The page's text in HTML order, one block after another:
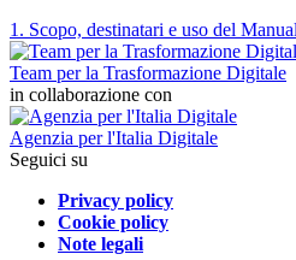
1. Scopo, destinatari e uso del
Team per la Trasformazione Digitale
in collaborazione con
Agenzia per l'Italia Digitale
Seguici su
Privacy policy
Cookie policy
Note legali